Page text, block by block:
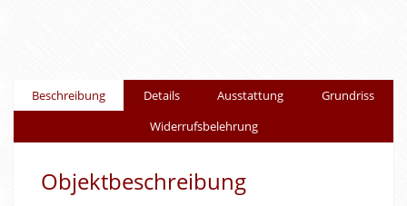
Beschreibung Details Ausstattung
Grundriss
Widerrufsbelehrung
Objektbeschreibung